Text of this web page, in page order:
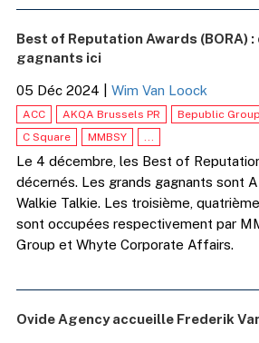
Best of Reputation Awards (BORA)
gagnants ici
05 Déc 2024 Wim Van Loock
ACC AKQA Brussels PR Bepublic Group
C Square
MMBSY ...
Le 4 décembre, les Best of
décernés. Les grands gagnants sont
Walkie Talkie. Les troisième,
sont occupées respectivement par
Group et Whyte Corporate Affairs.
Ovide Agency accueille Frederik